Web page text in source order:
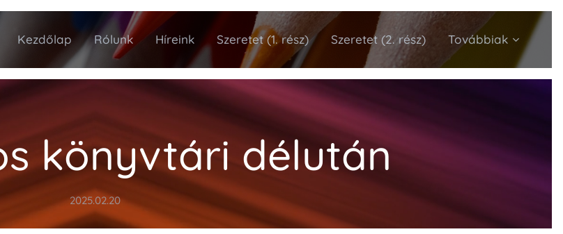
Kezdőlap Rólunk Híreink Szeretet (1. rész) Szeretet (2. rész) Továbbiak
könyvtári délután
2025.02.20